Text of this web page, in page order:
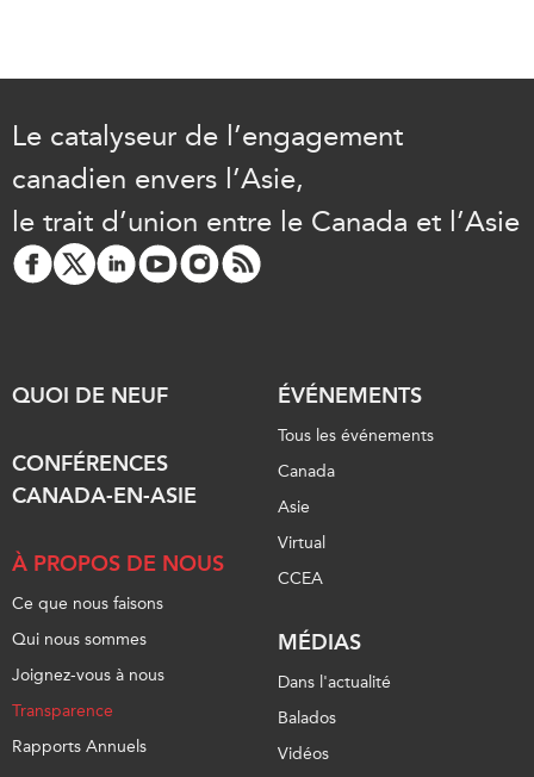
Asie du Nord
Asie du Sud
Commerce avec l’Asie
CPTPP Portal
Bourses
Auteurs
Dialogues et tables rondes
critiques du Canada et de
l’Indo-Pacifique
En éducation
Missions commerciales
féminines
Canada pour la croissance
Perspectives
synthèse
Séries spéciales
Pleins feux
NOTRE RÉSEAU DE
SITES WEB
Programme d’études Asie-
Investment Monitor
Projet APEC-Canada pour
des entreprises
Conférence Canada-en-
Le catalyseur de l’engagement
canadien envers l’Asie,
le trait d’union entre le Canada et l’Asie
QUOI DE NEUF
CONFÉRENCES
CANADA-EN-ASIE
À PROPOS DE NOUS
Ce que nous faisons
Qui nous sommes
Joignez-vous à nous
Transparence
Rapports Annuels
ÉVÉNEMENTS
Tous les événements
Canada
Asie
Virtual
CCEA
MÉDIAS
Dans l'actualité
Balados
Vidéos